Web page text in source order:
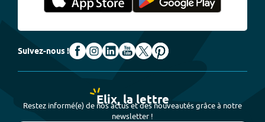
Suivez-nous !
Elix, la lettre
Restez informé(e) de nos actus et des nouveautés grâce à notre
newsletter !